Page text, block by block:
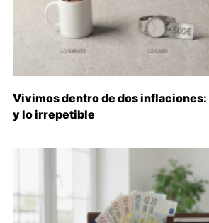
Vivimos dentro de dos inflaciones:
y lo irrepetible